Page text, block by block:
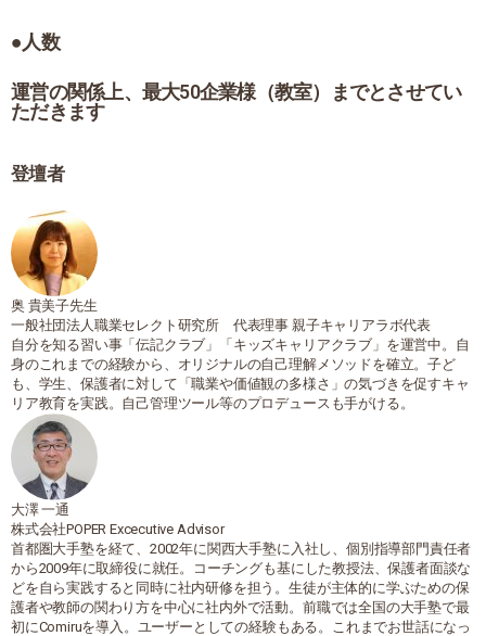
●人数
運営の関係上、最大50企業様（教室）までとさせてい
ただきます
登壇者
奥 貴美子先生
一般社団法人職業セレクト研究所 代表理事 親子キャリアラボ代表
自分を知る習い事「伝記クラブ」「キッズキャリアクラブ」を運営中。自
身のこれまでの経験から、オリジナルの自己理解メソッドを確立。子ど
も、学生、保護者に対して「職業や価値観の多様さ」の気づきを促すキャ
リア教育を実践。自己管理ツール等のプロデュースも手がける。
大澤 一通
株式会社POPER Excecutive Advisor
首都圏大手塾を経て、2002年に関西大手塾に入社し、個別指導部門責任者
から2009年に取締役に就任。コーチングも基にした教授法、保護者面談な
どを自ら実践すると同時に社内研修を担う。生徒が主体的に学ぶための保
護者や教師の関わり方を中心に社内外で活動。前職では全国の大手塾で最
初にComiruを導入。ユーザーとしての経験もある。これまでお世話になっ